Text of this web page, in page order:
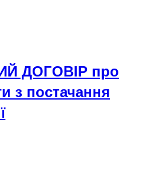
ДОГОВІР про
з постачання